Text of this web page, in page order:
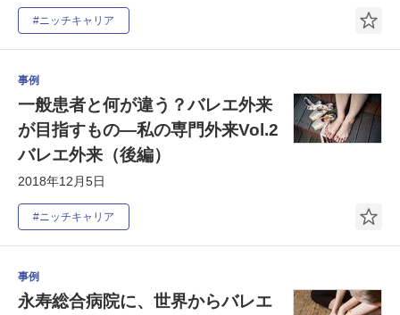
#ニッチキャリア
事例
一般患者と何が違う？バレエ外来
が目指すもの―私の専門外来Vol.2
バレエ外来（後編）
2018年12月5日
#ニッチキャリア
事例
永寿総合病院に、世界からバレエ